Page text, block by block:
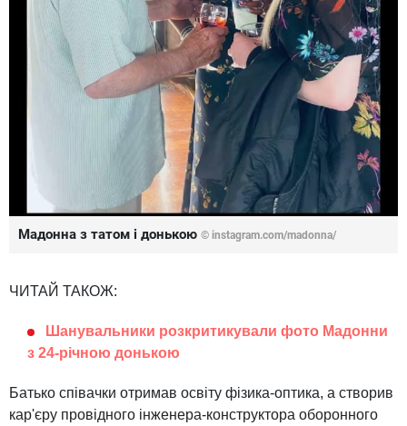
Мадонна з татом і донькою © instagram.com/madonna/
ЧИТАЙ ТАКОЖ:
Шанувальники розкритикували фото Мадонни
з 24-річною донькою
Батько співачки отримав освіту фізика-оптика, а створив
кар'єру провідного інженера-конструктора оборонного